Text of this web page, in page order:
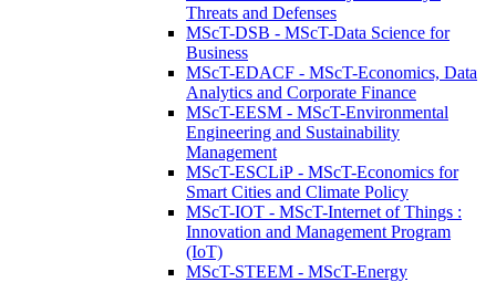
Threats and Defenses
MScT-DSB - MScT-Data Science for
Business
MScT-EDACF - MScT-Economics, Data
Analytics and Corporate Finance
MScT-EESM - MScT-Environmental
Engineering and Sustainability
Management
MScT-ESCLiP - MScT-Economics for
Smart Cities and Climate Policy
MScT-IOT - MScT-Internet of Things :
Innovation and Management Program
(IoT)
MScT-STEEM - MScT-Energy